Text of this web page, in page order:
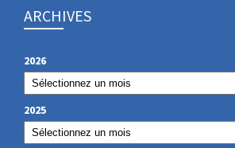
ARCHIVES
2026
2025